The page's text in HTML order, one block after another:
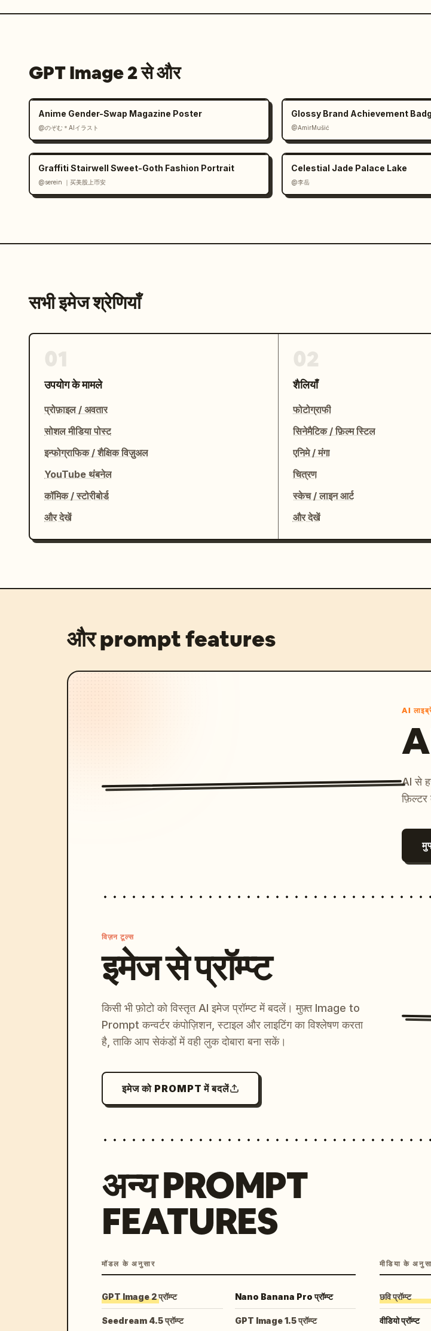
GPT Image 2 से और
Anime Gender-Swap Magazine Poster
@のぞむ＊AIイラスト
Glossy Brand Achievement
@AmirMušić
Graffiti Stairwell Sweet-Goth Fashion Portrait
@serein ｜买美股上币安
Celestial Jade Palace Lake
@李岳
सभी इमेज श्रेणियाँ
उपयोग के मामले
प्रोफ़ाइल / अवतार
सोशल मीडिया पोस्ट
इन्फोग्राफिक / शैक्षिक विज़ुअल
YouTube थंबनेल
कॉमिक / स्टोरीबोर्ड
और देखें
शैलियाँ
फोटोग्राफी
सिनेमैटिक / फ़िल्म स्टिल
एनिमे / मंगा
चित्रण
स्केच / लाइन आर्ट
और देखें
और prompt features
AI
AI से
फ़िल्टर
विज़न टूल्स
इमेज से प्रॉम्प्ट
किसी भी फ़ोटो को विस्तृत AI इमेज प्रॉम्प्ट में बदलें। मुफ़्त Image to
Prompt कन्वर्टर कंपोज़िशन, स्टाइल और लाइटिंग का विश्लेषण करता
है, ताकि आप सेकंडों में वही लुक दोबारा बना सकें।
इमेज को PROMPT में बदलें
अन्य PROMPT
FEATURES
मॉडल के अनुसार
GPT Image 2 प्रॉम्प्ट Nano Banana Pro प्रॉम्प्ट
Seedream 4.5 प्रॉम्प्ट GPT Image 1.5 प्रॉम्प्ट
मीडिया के
छवि प्रॉम्प्ट
वीडियो प्रॉम्प्ट